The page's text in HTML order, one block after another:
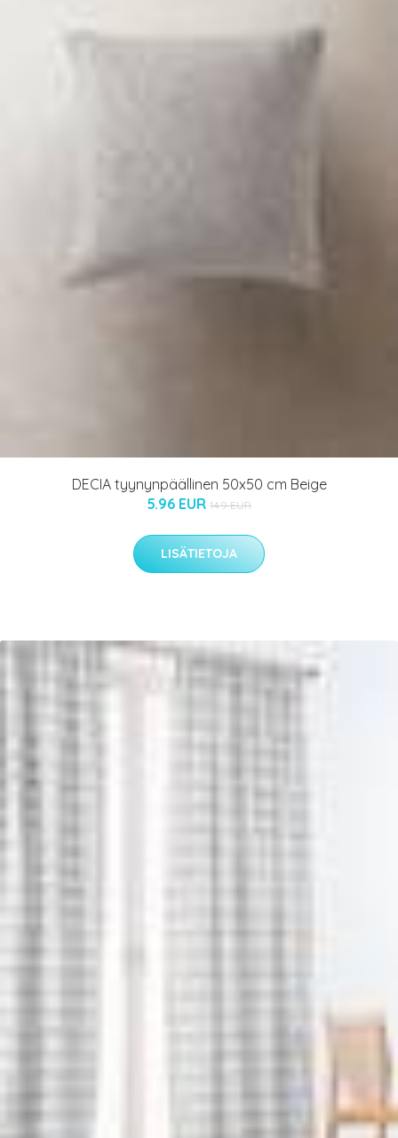
DECIA tyynynpäällinen 50x50 cm Beige
5.96 EUR 14.9 EUR
LISÄTIETOJA